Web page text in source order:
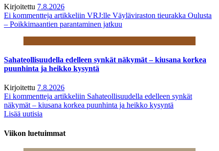
Kirjoitettu 7.8.2026
Ei kommentteja artikkeliin VRJ:lle Väyläviraston tieurakka Oulusta
– Poikkimaantien parantaminen jatkuu
Sahateollisuudella edelleen synkät näkymät – kiusana korkea
puunhinta ja heikko kysyntä
Kirjoitettu 7.8.2026
Ei kommentteja artikkeliin Sahateollisuudella edelleen synkät
näkymät – kiusana korkea puunhinta ja heikko kysyntä
Lisää uutisia
Viikon luetuimmat